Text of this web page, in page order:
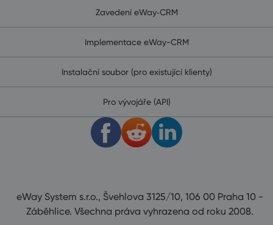
Zavedení eWay‑CRM
Implementace eWay-CRM
Instalační soubor (pro existující klienty)
Pro vývojáře (API)
eWay System s.r.o., Švehlova 3125/10, 106 00 Praha 10 -
Záběhlice. Všechna práva vyhrazena od roku 2008.